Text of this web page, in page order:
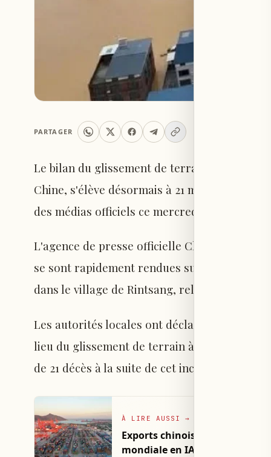
PARTAGER
Le bilan du glissement de terrain survenu
Chine, s'élève désormais à 21 morts.
des médias officiels ce mercredi.
L'agence de presse officielle Chine Nouvelle
se sont rapidement rendues sur le site du
dans le village de Rintsang, relevant de la
Les autorités locales ont déclaré que les
lieu du glissement de terrain à Dangchang
de 21 décès à la suite de cet incident.
À LIRE AUSSI →
Exports chinoises en hausse
mondiale en IA